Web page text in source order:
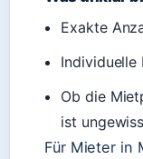
Exakte
Individuelle
Ob die
ist ungewiss
Für Mieter in